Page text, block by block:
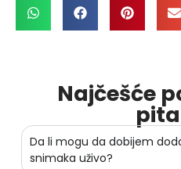
Najčešće
Da li mogu da dobijem
snimaka uživo?